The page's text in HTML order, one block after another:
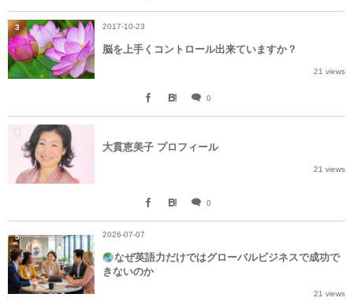
2017-10-23
脳を上手くコントロール出来ていますか？
21 views
0
3
大貫恵美子 プロフィール
21 views
0
4
2026-07-07
なぜ英語力だけではグローバルビジネスで成功で
きないのか
21 views
5